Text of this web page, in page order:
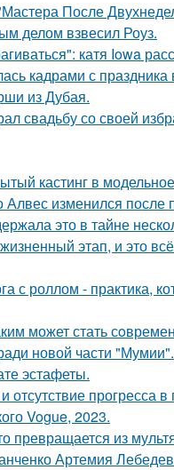
После
делом взвесил Роуз.
катя Iowa
кадрами с праздника
из Дубая.
свадьбу со своей
кастинг в
изменился
это в тайне
этап, и это
с роллом - практика,
может стать
новой части "Мумии".
эстафеты.
прогресса в
Vogue, 2023.
превращается из
Артемия